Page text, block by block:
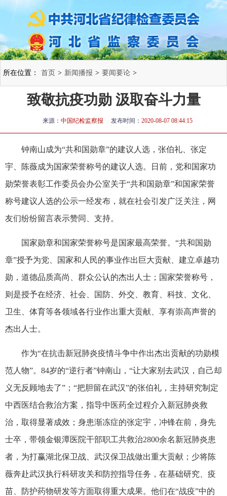
所在位置： 首页 > 新闻播报 > 要闻要论 >
致敬抗疫功勋 汲取奋斗力量
来源： 中国纪检监察报 发布时间： 2020-08-07 08:44:15
钟南山成为“共和国勋章”的建议人选，张伯礼、张定
宇、陈薇成为国家荣誉称号的建议人选。日前，党和国家功
勋荣誉表彰工作委员会办公室关于“共和国勋章”和国家荣誉
称号建议人选的公示一经发布，就在社会引发广泛关注，网
友们纷纷留言表示赞同、支持。
国家勋章和国家荣誉称号是国家最高荣誉。“共和国勋
章”授予为党、国家和人民的事业作出巨大贡献、建立卓越功
勋，道德品质高尚、群众公认的杰出人士；国家荣誉称号，
则是授予在经济、社会、国防、外交、教育、科技、文化、
卫生、体育等各领域各行业作出重大贡献、享有崇高声誉的
杰出人士。
作为“在抗击新冠肺炎疫情斗争中作出杰出贡献的功勋模
范人物”。84岁的“逆行者”钟南山，“让大家别去武汉，自己却
义无反顾地去了”；“把胆留在武汉”的张伯礼，主持研究制定
中西医结合救治方案，指导中医药全过程介入新冠肺炎救
治，取得显著成效；身患渐冻症的张定宇，冲锋在前，身先
士卒，带领金银潭医院干部职工共救治2800余名新冠肺炎患
者，为打赢湖北保卫战、武汉保卫战做出重大贡献；少将陈
薇奔赴武汉执行科研攻关和防控指导任务，在基础研究、疫
苗、防护药物研发等方面取得重大成果。他们在“战疫”中的